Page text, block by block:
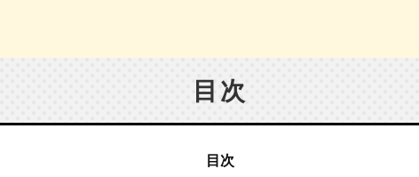
目次